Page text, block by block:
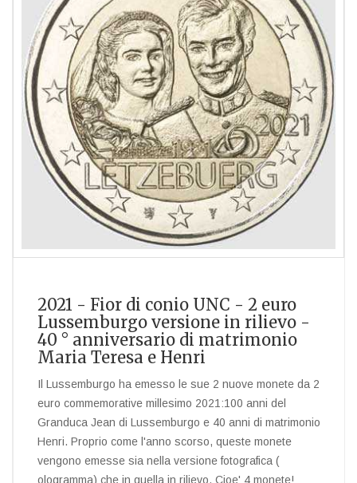
2021 - Fior di conio UNC - 2 euro
Lussemburgo versione in rilievo -
40 ° anniversario di matrimonio
Maria Teresa e Henri
Il Lussemburgo ha emesso le sue 2 nuove monete da 2
euro commemorative millesimo 2021:100 anni del
Granduca Jean di Lussemburgo e 40 anni di matrimonio
Henri. Proprio come l'anno scorso, queste monete
vengono emesse sia nella versione fotografica (
ologramma) che in quella in rilievo, Cioe' 4 monete!